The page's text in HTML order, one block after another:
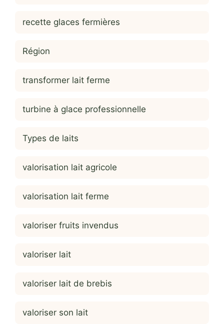
recette glaces fermières
Région
transformer lait ferme
turbine à glace professionnelle
Types de laits
valorisation lait agricole
valorisation lait ferme
valoriser fruits invendus
valoriser lait
valoriser lait de brebis
valoriser son lait